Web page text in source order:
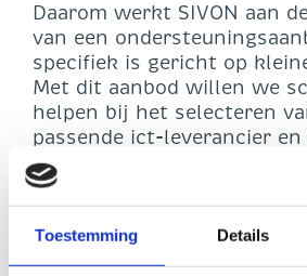
Toestemming Details
Daarom werkt SIVON aan
van een
specifiek is gericht op
Met dit aanbod willen we
helpen bij het selecteren
passende ict-leverancier
heldere afspraken over
prijs en kwaliteit. Hierbij
aan ondersteuning bij het
de markt, het opstellen van
contracteren van een